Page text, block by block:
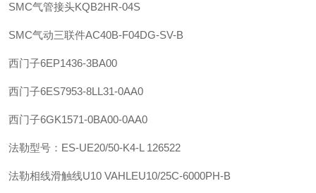
SMC气管接头KQB2HR-04S
SMC气动三联件AC40B-F04DG-SV-B
西门子6EP1436-3BA00
西门子6ES7953-8LL31-0AA0
西门子6GK1571-0BA00-0AA0
法勒型号：ES-UE20/50-K4-L 126522
法勒相线滑触线U10 VAHLEU10/25C-6000PH-B